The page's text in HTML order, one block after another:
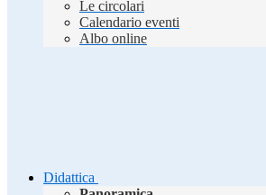
Le circolari
Calendario eventi
Albo online
Didattica